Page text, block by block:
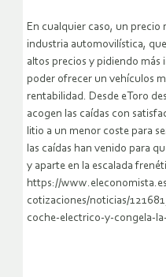
En cualquier caso, un precio
industria automovilística,
altos precios y pidiendo más
poder ofrecer un vehículos
rentabilidad. Desde eToro
acogen las caídas con
litio a un menor coste para
las caídas han venido para
y aparte en la escalada
https://
cotizaciones/noticias/
coche-electrico-y-congela-